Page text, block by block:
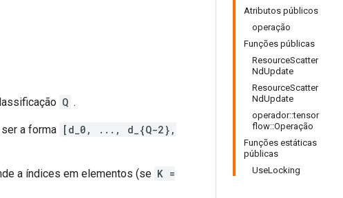
Atributos públicos
operação
Funções públicas
ResourceScatter
NdUpdate
ResourceScatter
NdUpdate
operador::tensor
flow::Operação
Funções estáticas
públicas
UseLocking
Q .
a forma [d_0, ..., d_{Q-2},
a índices em elementos (se K =